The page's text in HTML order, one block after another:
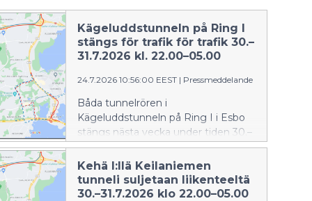
Kägeluddstunneln på Ring I
stängs för trafik för trafik 30.–
31.7.2026 kl. 22.00–05.00
24.7.2026 10:56:00 EEST | Pressmeddelande
Båda tunnelrören i
Kägeluddstunneln på Ring I i Esbo
stängs nästa vecka under tiden 30.–
31.7.2026 kl. 22–05.
Kehä I:llä Keilaniemen
tunneli suljetaan liikenteeltä
30.–31.7.2026 klo 22.00–05.00